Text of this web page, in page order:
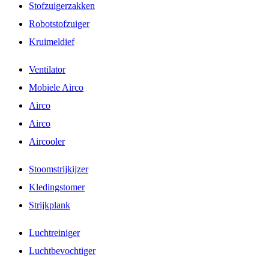
Stofzuigerzakken
Robotstofzuiger
Kruimeldief
Ventilator
Mobiele Airco
Airco
Airco
Aircooler
Stoomstrijkijzer
Kledingstomer
Strijkplank
Luchtreiniger
Luchtbevochtiger